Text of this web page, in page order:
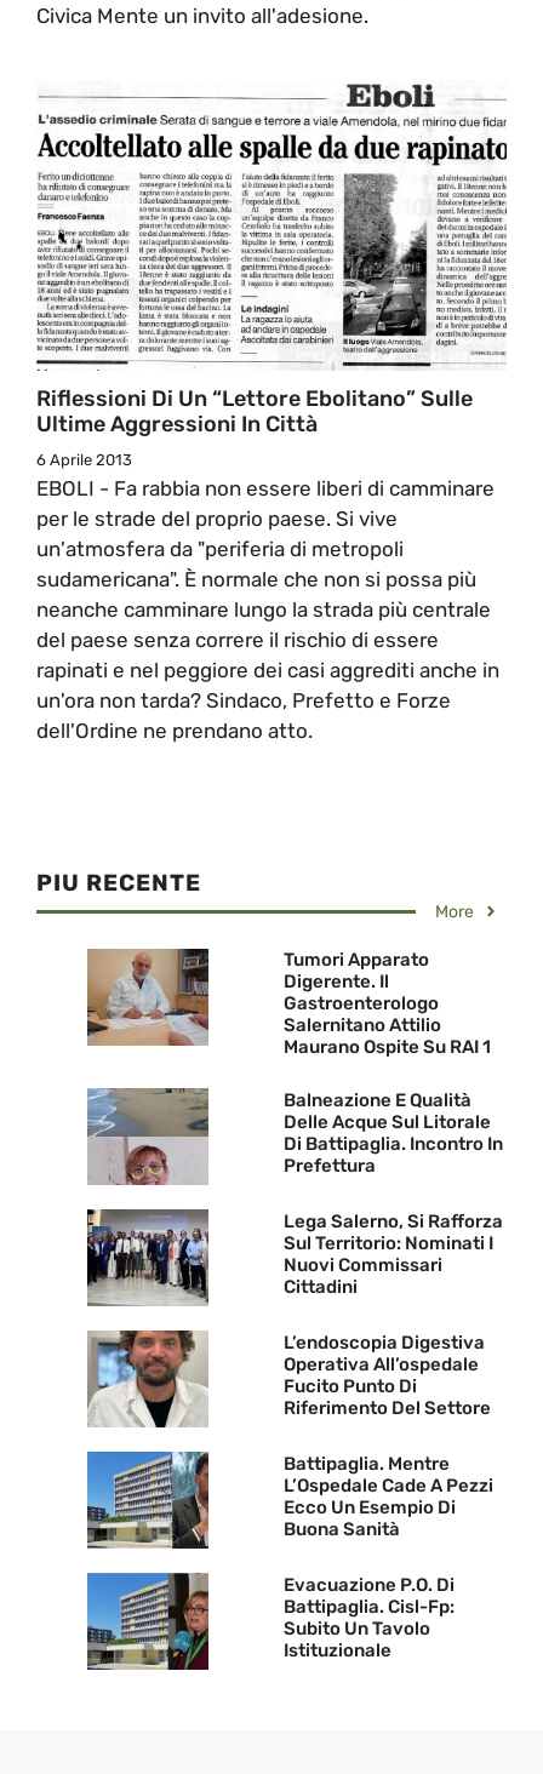
Civica Mente un invito all'adesione.
Riflessioni Di Un “Lettore Ebolitano” Sulle
Ultime Aggressioni In Città
6 Aprile 2013
EBOLI - Fa rabbia non essere liberi di camminare
per le strade del proprio paese. Si vive
un'atmosfera da "periferia di metropoli
sudamericana". È normale che non si possa più
neanche camminare lungo la strada più centrale
del paese senza correre il rischio di essere
rapinati e nel peggiore dei casi aggrediti anche in
un'ora non tarda? Sindaco, Prefetto e Forze
dell'Ordine ne prendano atto.
PIU RECENTE
More
Tumori Apparato
Digerente. Il
Gastroenterologo
Salernitano Attilio
Maurano Ospite Su RAI 1
Balneazione E Qualità
Delle Acque Sul Litorale
Di Battipaglia. Incontro In
Prefettura
Lega Salerno, Si Rafforza
Sul Territorio: Nominati I
Nuovi Commissari
Cittadini
L’endoscopia Digestiva
Operativa All’ospedale
Fucito Punto Di
Riferimento Del Settore
Battipaglia. Mentre
L’Ospedale Cade A Pezzi
Ecco Un Esempio Di
Buona Sanità
Evacuazione P.O. Di
Battipaglia. Cisl-Fp:
Subito Un Tavolo
Istituzionale